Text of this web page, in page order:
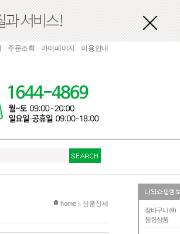
장바구니 (0)
찜한상품
주문조회 마이페이지 이용안내
현재 위치
home > 상품상세